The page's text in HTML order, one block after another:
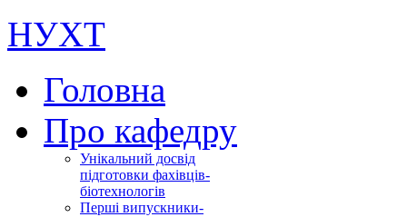
НУХТ
Головна
Про кафедру
Унікальний досвід
підготовки фахівців-
біотехнологів
Перші випускники-